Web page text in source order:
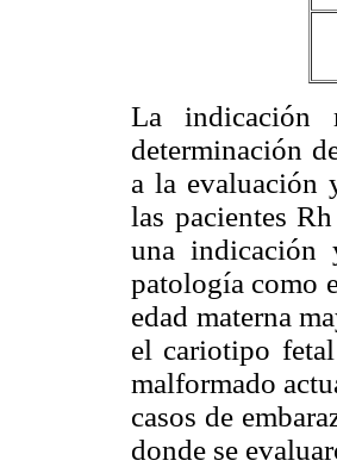
La indicación
determinación
a la evaluación
las pacientes
una indicación
patología como
edad materna
el cariotipo
malformado
casos de
donde se